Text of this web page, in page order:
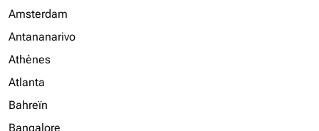
Amsterdam
Antananarivo
Athènes
Atlanta
Bahreïn
Bangalore